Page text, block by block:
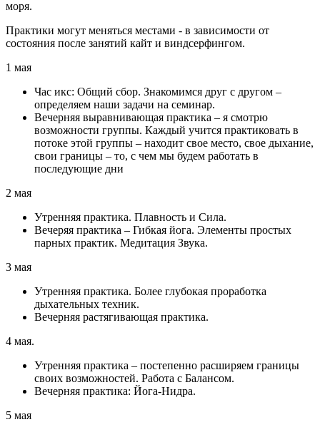
моря.
Практики могут меняться местами - в зависимости от
состояния после занятий кайт и виндсерфингом.
1 мая
Час икс: Общий сбор. Знакомимся друг с другом –
определяем наши задачи на семинар.
Вечерняя выравнивающая практика – я смотрю
возможности группы. Каждый учится практиковать в
потоке этой группы – находит свое место, свое дыхание,
свои границы – то, с чем мы будем работать в
последующие дни
2 мая
Утренняя практика. Плавность и Сила.
Вечеряя практика – Гибкая йога. Элементы простых
парных практик. Медитация Звука.
3 мая
Утренняя практика. Более глубокая проработка
дыхательных техник.
Вечерняя растягивающая практика.
4 мая.
Утренняя практика – постепенно расширяем границы
своих возможностей. Работа с Балансом.
Вечерняя практика: Йога-Нидра.
5 мая